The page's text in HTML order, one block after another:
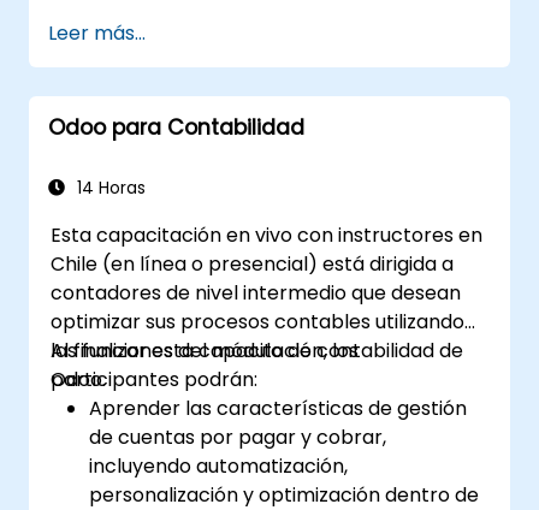
Contabilidad Analítica, para mejorar el
seguimiento financiero y los informes.
Administrar los módulos de Empleados y
Contactos para optimizar los procesos
Aprovechar el módulo de Configuración
integraciones a nivel del sistema.
Optimizar la funcionalidad de Odoo para
adaptarla a las necesidades
organizacionales.
Leer más...
Odoo para Contabilidad
14 Horas
Esta capacitación en vivo con instructores en
Chile (en línea o presencial) está dirigida a
contadores de nivel intermedio que desean
optimizar sus procesos contables utilizando
las funciones del módulo de contabilidad de
Odoo.
Al finalizar esta capacitación, los
participantes podrán:
Aprender las características de gestión
de cuentas por pagar y cobrar,
incluyendo automatización,
personalización y optimización dentro de